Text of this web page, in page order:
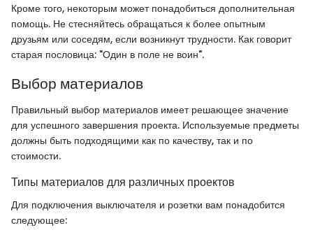
Кроме того, некоторым может понадобиться дополнительная
помощь. Не стесняйтесь обращаться к более опытным
друзьям или соседям, если возникнут трудности. Как говорит
старая пословица: "Один в поле не воин".
Выбор материалов
Правильный выбор материалов имеет решающее значение
для успешного завершения проекта. Используемые предметы
должны быть подходящими как по качеству, так и по
стоимости.
Типы материалов для различных проектов
Для подключения выключателя и розетки вам понадобится
следующее: